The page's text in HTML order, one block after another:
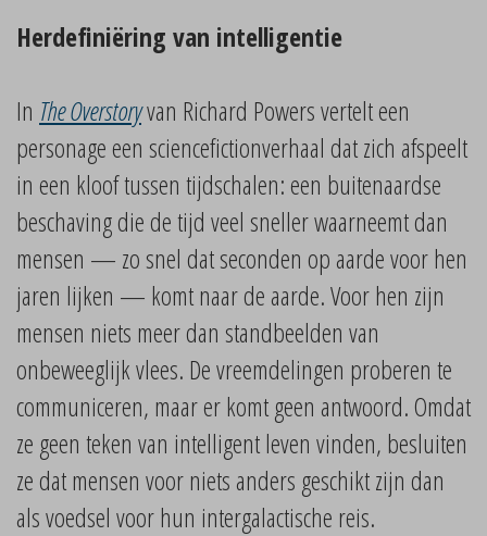
Herdefiniëring van intelligentie
In The Overstoryvan Richard Powers vertelt een
personage een sciencefictionverhaal dat zich afspeelt
in een kloof tussen tijdschalen: een buitenaardse
beschaving die de tijd veel sneller waarneemt dan
mensen — zo snel dat seconden op aarde voor hen
jaren lijken — komt naar de aarde. Voor hen zijn
mensen niets meer dan standbeelden van
onbeweeglijk vlees. De vreemdelingen proberen te
communiceren, maar er komt geen antwoord. Omdat
ze geen teken van intelligent leven vinden, besluiten
ze dat mensen voor niets anders geschikt zijn dan
als voedsel voor hun intergalactische reis.